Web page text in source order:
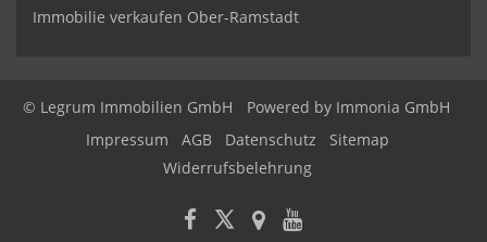
Immobilie verkaufen Ober-Ramstadt
© Legrum Immobilien GmbH Powered by Immonia GmbH
Impressum
AGB Datenschutz
Sitemap
Widerrufsbelehrung